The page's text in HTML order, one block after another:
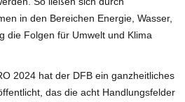
in den Bereichen Energie, Wasser,
die Folgen für Umwelt und Klima
2024 hat der DFB ein ganzheitliches
das die acht Handlungsfelder